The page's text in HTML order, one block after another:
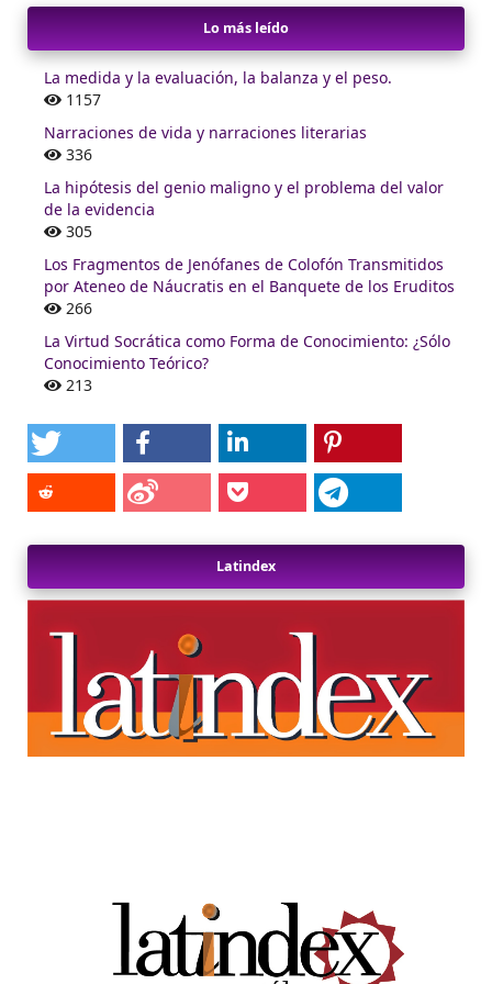
Lo más leído
La medida y la evaluación, la balanza y el peso.
1157
Narraciones de vida y narraciones literarias
336
La hipótesis del genio maligno y el problema del valor
de la evidencia
305
Los Fragmentos de Jenófanes de Colofón Transmitidos
por Ateneo de Náucratis en el Banquete de los Eruditos
266
La Virtud Socrática como Forma de Conocimiento: ¿Sólo
Conocimiento Teórico?
213
Latindex